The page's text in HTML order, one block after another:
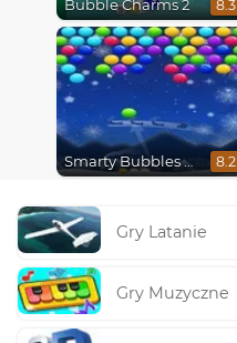
Bubble Charms 2 8.3
Smarty Bubbles X-Mas Edition 8.2
Gry Latanie
Gry Muzyczne